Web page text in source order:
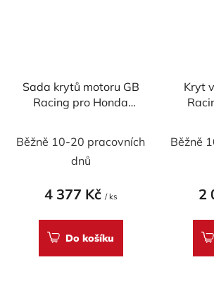
Sada krytů motoru GB
Racing pro Honda
Běžně 10-20 pracovních
dnů
4 377 Kč / ks
Do košíku
Kryt
Běžně
2